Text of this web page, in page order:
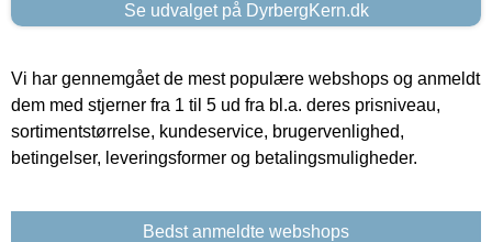
Se udvalget på DyrbergKern.dk
Vi har gennemgået de mest populære webshops og anmeldt
dem med stjerner fra 1 til 5 ud fra bl.a. deres prisniveau,
sortimentstørrelse, kundeservice, brugervenlighed,
betingelser, leveringsformer og betalingsmuligheder.
Bedst anmeldte webshops